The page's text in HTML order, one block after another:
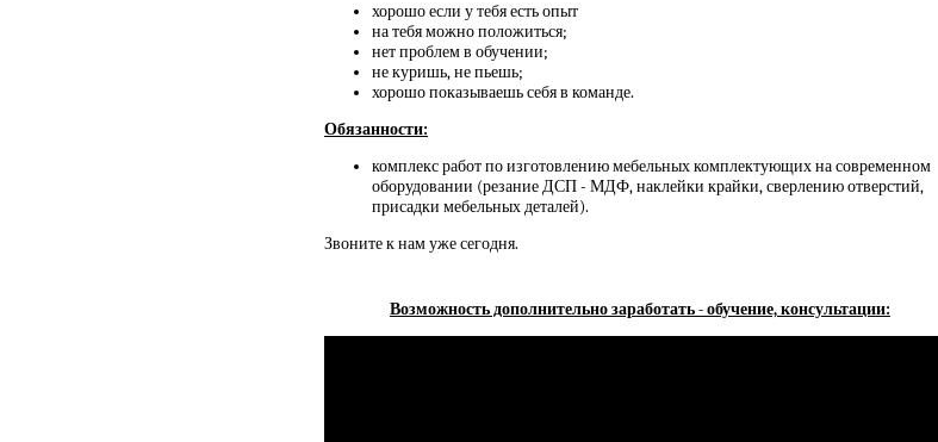
хорошо если у тебя есть опыт
на тебя можно положиться;
нет проблем в обучении;
не куришь, не пьешь;
хорошо показываешь себя в команде.
Обязанности:
комплекс работ по изготовлению мебельных комплектующих на современном
оборудовании (резание ДСП - МДФ, наклейки крайки, сверлению отверстий,
присадки мебельных деталей).
Звоните к нам уже сегодня.
Возможность дополнительно заработать - обучение, консультации: